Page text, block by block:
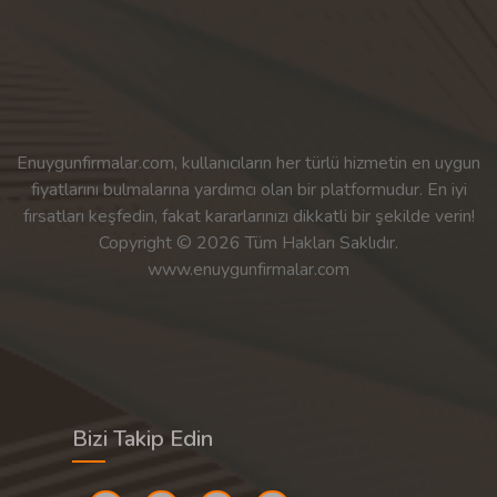
Enuygunfirmalar.com, kullanıcıların her türlü hizmetin en uygun
fiyatlarını bulmalarına yardımcı olan bir platformudur. En iyi
fırsatları keşfedin, fakat kararlarınızı dikkatli bir şekilde verin!
Copyright © 2026 Tüm Hakları Saklıdır.
www.enuygunfirmalar.com
Bizi Takip Edin